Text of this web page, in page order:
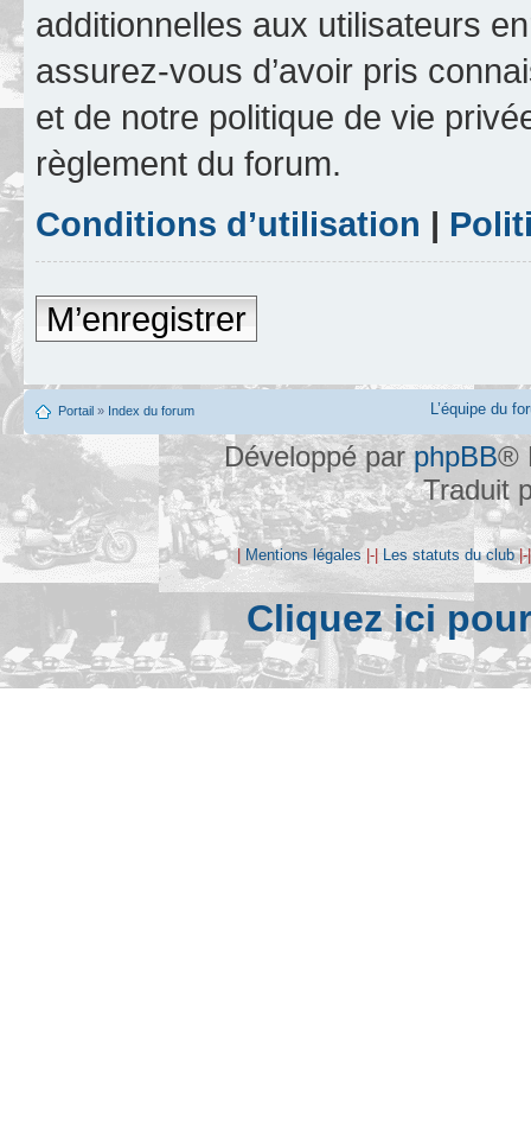
additionnelles aux utilisateurs
assurez-vous d’avoir pris
et de notre politique de vie
règlement du forum.
Conditions d’utilisation |
M’enregistrer
Portail » Index du forum L’équipe du
Développé parphpBB®
Traduit
| Mentions légales |-| Les statuts du club
Cliquez ici